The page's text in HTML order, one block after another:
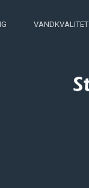
VANDKVALITET